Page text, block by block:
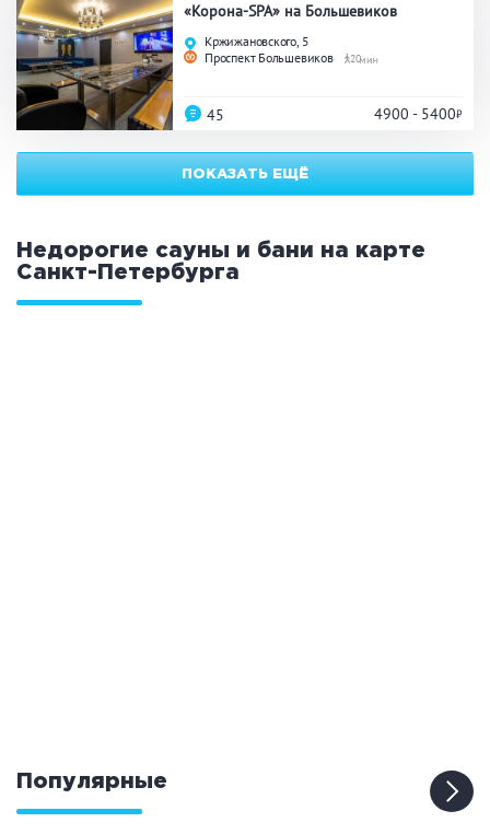
«Корона-SPA» на Большевиков
Кржижановского, 5
Проспект Большевиков
20
4900 - 5400
45
ПОКАЗАТЬ ЕЩЁ
Недорогие сауны и бани на карте
Санкт-Петербурга
Популярные